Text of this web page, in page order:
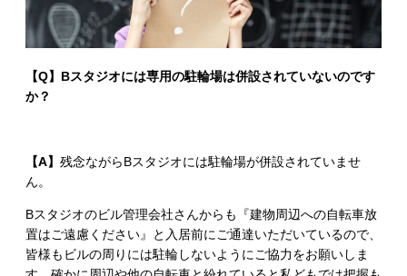
【Q】Bスタジオには専用の駐輪場は併設されていないのです
か？
【A】 残念ながらBスタジオには駐輪場が併設されていませ
ん。
Bスタジオのビル管理会社さんからも『建物周辺への自転車放
置はご遠慮ください』と入居前にご通達いただいているので、
皆様もビルの周りには駐輪しないようにご協力をお願いしま